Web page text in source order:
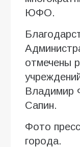
ЮФО.
отмечены
Владимир
Сапин.
Фото
города.